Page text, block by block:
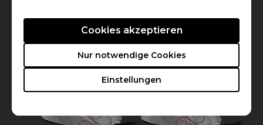
Einstellungen
Nur notwendige Cookies
Cookies akzeptieren